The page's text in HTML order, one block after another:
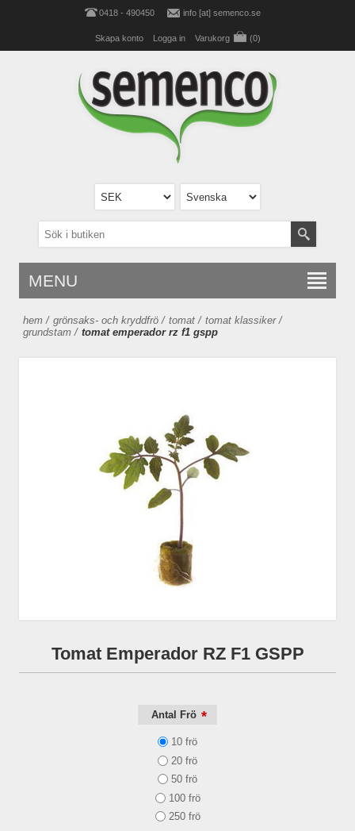
0418 - 490450 info [at] semenco.se
Skapa konto Logga in Varukorg (0)
MENU
hem / grönsaks- och kryddfrö / tomat / tomat klassiker /
grundstam / tomat emperador rz f1 gspp
Tomat Emperador RZ F1 GSPP
Antal Frö *
10 frö
20 frö
50 frö
100 frö
250 frö